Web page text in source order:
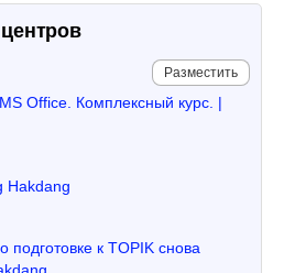
Разместить
Office. Комплексный курс. |
Hakdang
к TOPIK снова